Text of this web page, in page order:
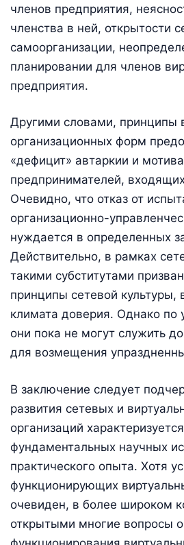
членов предприятия,
членства в ней, открытости
самоорганизации,
планировании для членов
предприятия.
Другими словами, принципы
организационных форм
«дефицит» автаркии и
предпринимателей,
Очевидно, что отказ от
организационно-
нуждается в определенных
Действительно, в рамках
такими субститутами
принципы сетевой культуры,
климата доверия. Однако по
они пока не могут служить
для возмещения
В заключение следует
развития сетевых и
организаций
фундаментальных научных
практического опыта. Хотя
функционирующих
очевиден, в более широком
открытыми многие вопросы